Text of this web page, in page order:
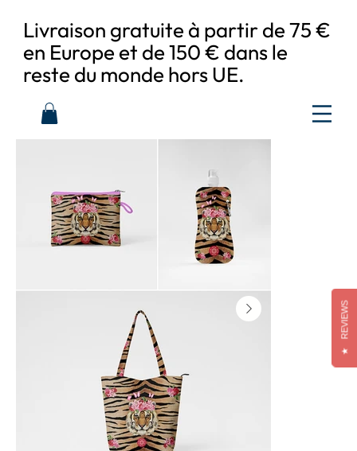
Livraison gratuite à partir de 75 €
en Europe et de 150 € dans le
reste du monde hors UE.
★
REVIEWS